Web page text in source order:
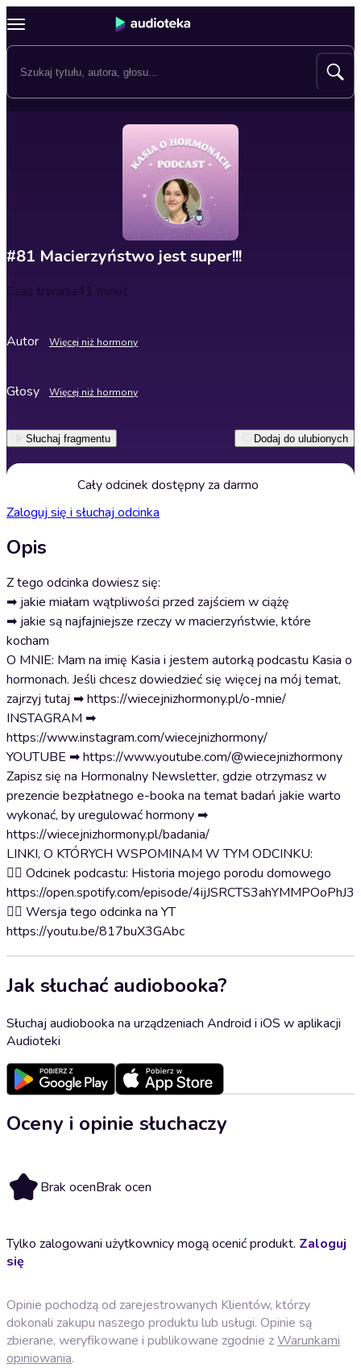
#81 Macierzyństwo jest super!!!
Czas trwania41 minut
Autor Więcej niż hormony
Głosy Więcej niż hormony
Słuchaj fragmentu Dodaj do ulubionych
Cały odcinek dostępny za darmo
Zaloguj się i słuchaj odcinka
Opis
Z tego odcinka dowiesz się:
➡ jakie miałam wątpliwości przed zajściem w ciążę
➡ jakie są najfajniejsze rzeczy w macierzyństwie, które
kocham
O MNIE: Mam na imię Kasia i jestem autorką podcastu Kasia o
hormonach. Jeśli chcesz dowiedzieć się więcej na mój temat,
zajrzyj tutaj ➡ https://wiecejnizhormony.pl/o-mnie/
INSTAGRAM ➡
https://www.instagram.com/wiecejnizhormony/
YOUTUBE ➡ https://www.youtube.com/@wiecejnizhormony
Zapisz się na Hormonalny Newsletter, gdzie otrzymasz w
prezencie bezpłatnego e-booka na temat badań jakie warto
wykonać, by uregulować hormony ➡
https://wiecejnizhormony.pl/badania/
LINKI, O KTÓRYCH WSPOMINAM W TYM ODCINKU:
👉🏻 Odcinek podcastu: Historia mojego porodu domowego
https://open.spotify.com/episode/4ijJSRCTS3ahYMMPOoPhJ3
👉🏻 Wersja tego odcinka na YT
https://youtu.be/817buX3GAbc
Jak słuchać audiobooka?
Słuchaj audiobooka na urządzeniach Android i iOS w aplikacji
Audioteki
Oceny i opinie słuchaczy
Brak ocenBrak ocen
Tylko zalogowani użytkownicy mogą ocenić produkt. Zaloguj
się
Opinie pochodzą od zarejestrowanych Klientów, którzy
dokonali zakupu naszego produktu lub usługi. Opinie są
zbierane, weryfikowane i publikowane zgodnie zWarunkami
opiniowania.